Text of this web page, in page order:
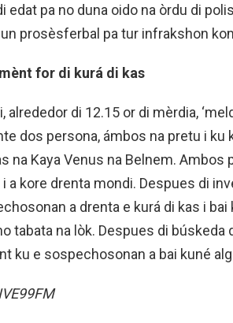
edat pa no duna oido na òrdu di
prosèsferbal pa tur infrakshon
for di kurá di kas
alrededor di 12.15 or di mèrdia,
dos persona, ámbos na pretu i ku
na Kaya Venus na Belnem. Ambos
a kore drenta mondi. Despues di
a drenta e kurá di kas i
tabata na lòk. Despues di búskeda
ku e sospechosonan a bai kuné